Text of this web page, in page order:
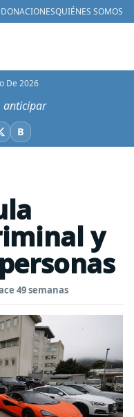
DONACIONESQUIÉNES SOMOS
De 2026
anticipar
BBluesky
y
49 semanas